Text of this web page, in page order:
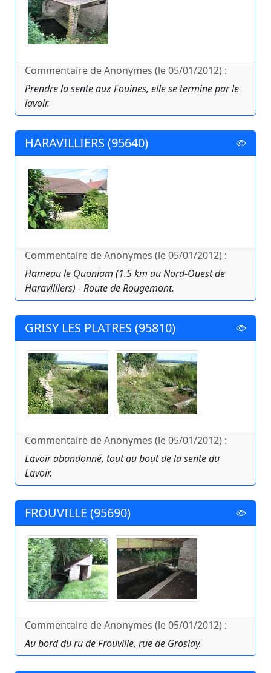
Commentaire de Anonymes (le 05/01/2012) :
Prendre la sente aux Fouines, elle se termine par le
lavoir.
HARAVILLIERS (95640)
Commentaire de Anonymes (le 05/01/2012) :
Hameau le Quoniam (1.5 km au Nord-Ouest de
Haravilliers) - Route de Rougemont.
GRISY LES PLATRES (95810)
Commentaire de Anonymes (le 05/01/2012) :
Lavoir abandonné, tout au bout de la sente du
Lavoir.
FROUVILLE (95690)
Commentaire de Anonymes (le 05/01/2012) :
Au bord du ru de Frouville, rue de Groslay.